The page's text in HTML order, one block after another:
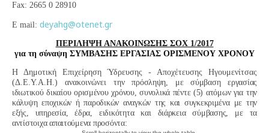
Fax: 2665 0 28910
E mail: deyahg@otenet.gr
ΠΕΡΙΛΗΨΗ ΑΝΑΚΟΙΝΩΣΗΣ ΣΟΧ 1/2017
για τη σύναψη ΣΥΜΒΑΣΗΣ ΕΡΓΑΣΙΑΣ ΟΡΙΣΜΕΝΟΥ ΧΡΟΝΟΥ
Η Δημοτική Επιχείρηση Ύδρευσης - Αποχέτευσης Ηγουμενίτσας
(Δ.Ε.Υ.Α.Η.) ανακοινώνειτην πρόσληψη, με σύμβαση εργασίας
ιδιωτικού δικαίου ορισμένου χρόνου, συνολικά πέντε (5) ατόμων για την
κάλυψη εποχικών ή παροδικών αναγκών της και συγκεκριμένα με την
εξής, υπηρεσία, έδρα, ειδικότητα και διάρκεια σύμβασης, με τα
αντίστοιχα απαιτούμενα προσόντα: